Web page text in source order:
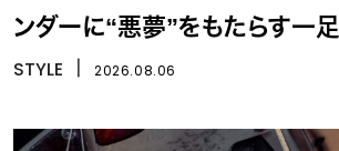
ンダーに“悪夢”をもたらす一足
STYLE 2026.08.06